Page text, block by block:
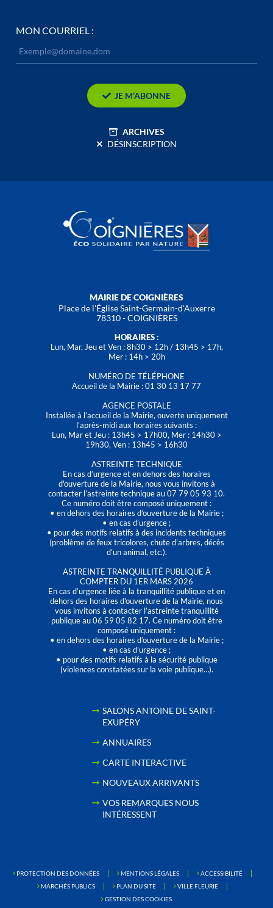
MON COURRIEL :
JE M’ABONNE
ARCHIVES
DÉSINSCRIPTION
MAIRIE DE COIGNIÈRES
Place de l'Église Saint-Germain-d'Auxerre
78310 - COIGNIÈRES
HORAIRES :
Lun, Mar, Jeu et Ven : 8h30 > 12h / 13h45 > 17h,
Mer : 14h > 20h
NUMÉRO DE TÉLÉPHONE
Accueil de la Mairie : 01 30 13 17 77
AGENCE POSTALE
Installée à l’accueil de la Mairie, ouverte uniquement
l'après-midi aux horaires suivants :
Lun, Mar et Jeu : 13h45 > 17h00, Mer : 14h30 >
19h30, Ven : 13h45 > 16h30
ASTREINTE TECHNIQUE
En cas d’urgence et en dehors des horaires
d'ouverture de la Mairie, nous vous invitons à
contacter l’astreinte technique au 07 79 05 93 10.
Ce numéro doit être composé uniquement :
• en dehors des horaires d’ouverture de la Mairie ;
• en cas d’urgence ;
• pour des motifs relatifs à des incidents techniques
(problème de feux tricolores, chute d’arbres, décès
d’un animal, etc.).
ASTREINTE TRANQUILLITÉ PUBLIQUE À
COMPTER DU 1ER MARS 2026
En cas d’urgence liée à la tranquillité publique et en
dehors des horaires d'ouverture de la Mairie, nous
vous invitons à contacter l’astreinte tranquillité
publique au 06 59 05 82 17. Ce numéro doit être
composé uniquement :
• en dehors des horaires d’ouverture de la Mairie ;
• en cas d’urgence ;
• pour des motifs relatifs à la sécurité publique
(violences constatées sur la voie publique…).
SALONS ANTOINE DE SAINT-
EXUPÉRY
ANNUAIRES
CARTE INTERACTIVE
NOUVEAUX ARRIVANTS
VOS REMARQUES NOUS
INTÉRESSENT
PROTECTION DES DONNÉES MENTIONS LÉGALES
ACCESSIBILITÉ
MARCHÉS PUBLICS
PLAN DU SITE
VILLE FLEURIE
GESTION DES COOKIES